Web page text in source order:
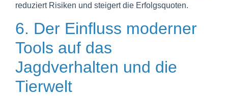
reduziert Risiken und steigert die Erfolgsquoten.
6. Der Einfluss moderner
Tools auf das
Jagdverhalten und die
Tierwelt